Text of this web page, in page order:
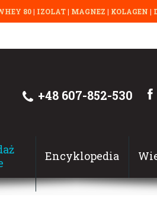
80| IZOLAT| MAGNEZ | KOLAGEN |
+48 607-852-530
Encyklopedia